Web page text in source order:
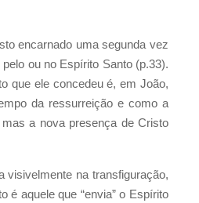
encarnado uma segunda vez
ou no Espírito Santo (p.33).
que ele concedeu é, em João,
da ressurreição e como a
a nova presença de Cristo
visivelmente na transfiguração,
é aquele que “envia” o Espírito